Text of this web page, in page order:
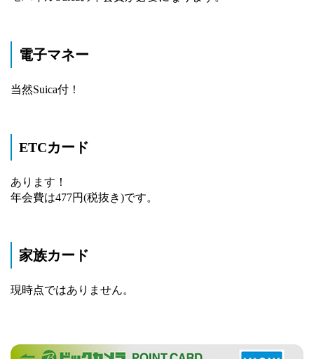
電子マネー
当然Suica付！
ETCカード
あります！
年会費は477円(税抜き)です。
家族カード
現時点ではありません。